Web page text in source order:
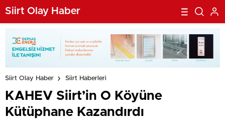
Siirt Olay Haber
Siirt Olay Haber Siirt Haberleri
KAHEV Siirt’in O Köyüne
Kütüphane Kazandırdı